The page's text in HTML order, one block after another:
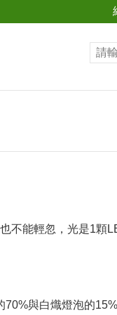
不能輕忽，光是1顆
與白熾燈泡的